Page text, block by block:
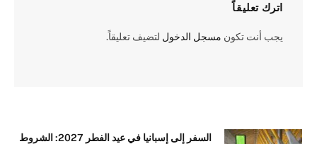
اترك تعليقاً
يجب أنت تكون مسجل الدخول لتضيف تعليقاً.
السفر إلى إسبانيا في عيد الفطر 2027: الشروط